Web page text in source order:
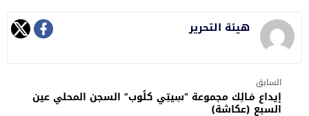
هيئة التحرير
السابق
إيداع مَـالِك مجموعة “سِيتِي كلُوب” السجن المحلي عين
السبع (عكاشة)